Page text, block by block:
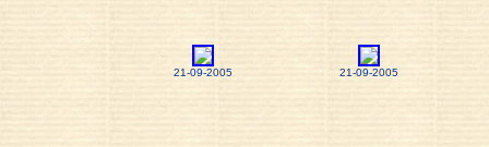
21-09-2005 21-09-2005